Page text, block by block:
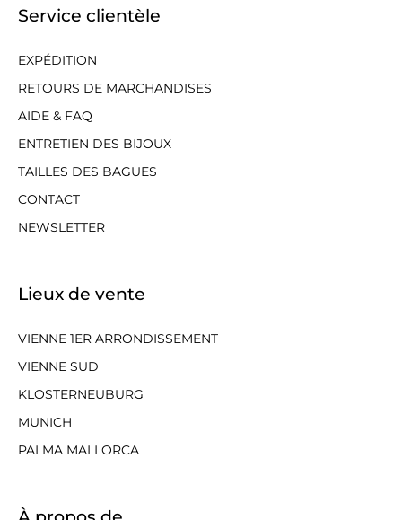
Service clientèle
EXPÉDITION
RETOURS DE MARCHANDISES
AIDE & FAQ
ENTRETIEN DES BIJOUX
TAILLES DES BAGUES
CONTACT
NEWSLETTER
Lieux de vente
VIENNE 1ER ARRONDISSEMENT
VIENNE SUD
KLOSTERNEUBURG
MUNICH
PALMA MALLORCA